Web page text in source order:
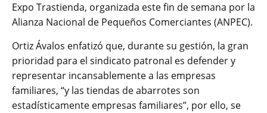
Expo Trastienda, organizada este fin de semana por la
Alianza Nacional de Pequeños Comerciantes (ANPEC).
Ortiz Ávalos enfatizó que, durante su gestión, la gran
prioridad para el sindicato patronal es defender y
representar incansablemente a las empresas
familiares, “y las tiendas de abarrotes son
estadísticamente empresas familiares”, por ello, se